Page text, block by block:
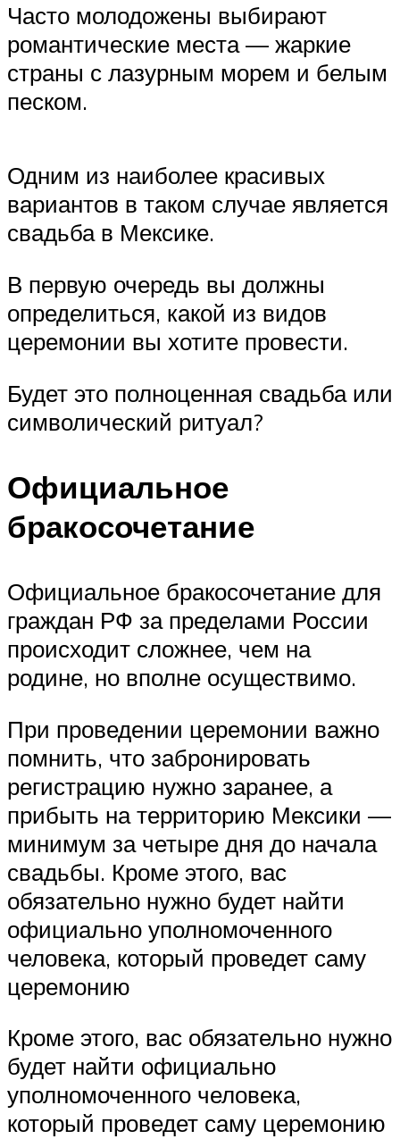
Часто молодожены выбирают
романтические места — жаркие
страны с лазурным морем и белым
песком.
Одним из наиболее красивых
вариантов в таком случае является
свадьба в Мексике.
В первую очередь вы должны
определиться, какой из видов
церемонии вы хотите провести.
Будет это полноценная свадьба или
символический ритуал?
Официальное
бракосочетание
Официальное бракосочетание для
граждан РФ за пределами России
происходит сложнее, чем на
родине, но вполне осуществимо.
При проведении церемонии важно
помнить, что забронировать
регистрацию нужно заранее, а
прибыть на территорию Мексики —
минимум за четыре дня до начала
свадьбы. Кроме этого, вас
обязательно нужно будет найти
официально уполномоченного
человека, который проведет саму
церемонию
Кроме этого, вас обязательно нужно
будет найти официально
уполномоченного человека,
который проведет саму церемонию